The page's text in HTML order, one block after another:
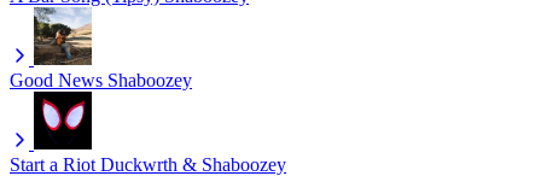
Good News Shaboozey
Start a Riot Duckwrth & Shaboozey